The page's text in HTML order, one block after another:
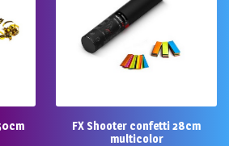
FX Shooter confetti 28cm
multicolor